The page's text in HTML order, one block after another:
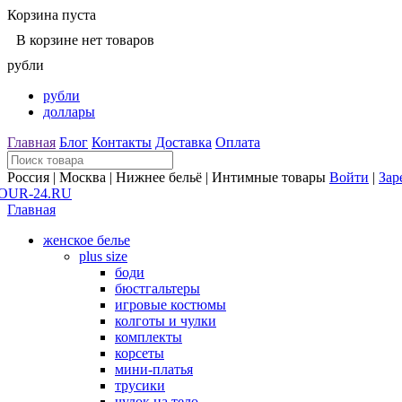
Корзина пуста
В корзине нет товаров
рубли
рубли
доллары
Главная Блог Контакты Доставка Оплата
Россия | Москва | Нижнее бельё | Интимные товары Войти |
Главная
женское белье
plus size
боди
бюстгальтеры
игровые костюмы
колготы и чулки
комплекты
корсеты
мини-платья
трусики